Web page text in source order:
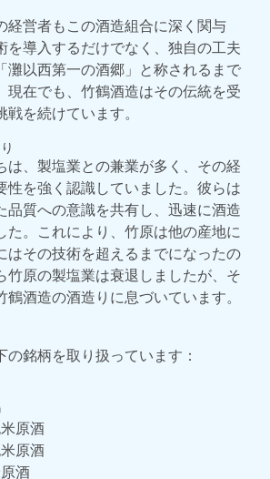
経営者もこの酒造組合に深く関与
を導入するだけでなく、独自の工夫
灘以西第一の酒郷」と称されるまで
現在でも、竹鶴酒造はその伝統を受
を続けています。
は、製塩業との兼業が多く、その経
性を強く認識していました。彼らは
品質への意識を共有し、迅速に酒造
た。これにより、竹原は他の産地に
はその技術を超えるまでになったの
竹原の製塩業は衰退しましたが、そ
酒造の酒造りに息づいています。
銘柄を取り扱っています：
原酒
原酒
酒